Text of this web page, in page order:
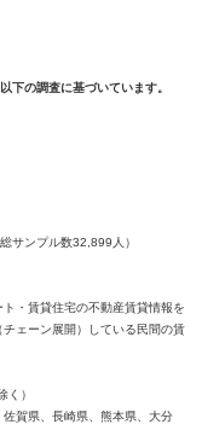
下の調査に基づいています。
サンプル数32,899人）
・賃貸住宅の不動産賃貸情報を
ェーン展開）している民間の賃
く）
賀県、長崎県、熊本県、大分